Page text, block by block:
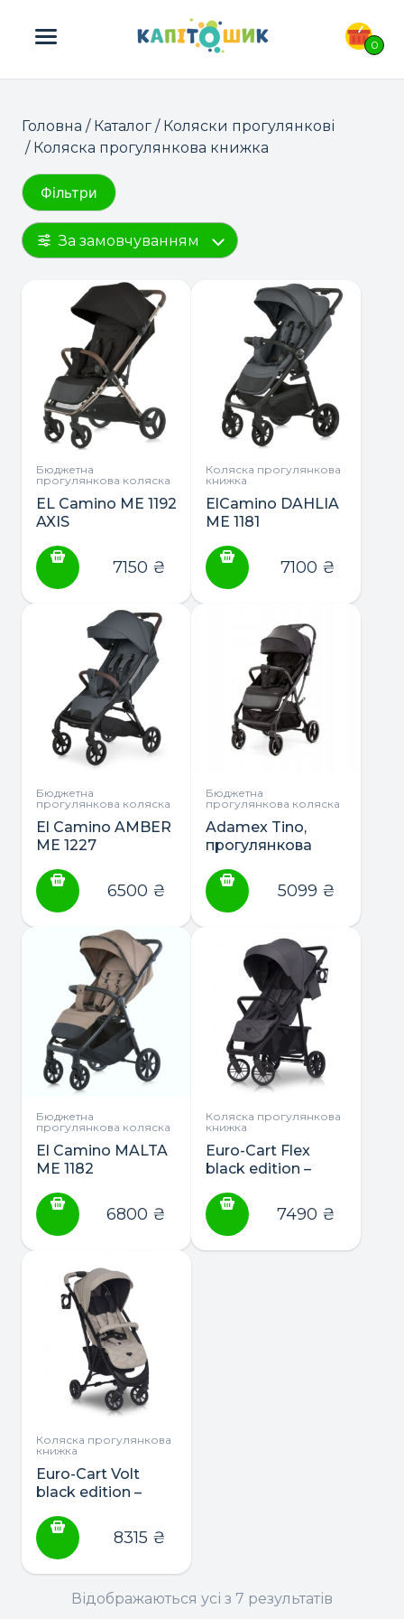
0
ПОШУК ТОВАРІВ:
Головна / Каталог / Коляски прогулянкові
/ Коляска прогулянкова книжка
Фільтри
За замовчуванням
Бюджетна
прогулянкова коляска
EL Camino ME 1192
AXIS
коляска
7150 ₴
Коляска прогулянкова
книжка
ElCamino DAHLIA
ME 1181
коляска
7100 ₴
Бюджетна
прогулянкова коляска
El Camino AMBER
ME 1227
коляска
6500 ₴
Бюджетна
прогулянкова коляска
Adamex Tino,
прогулянкова
5099 ₴
Бюджетна
прогулянкова коляска
El Camino MALTA
ME 1182
коляска
6800 ₴
Коляска прогулянкова
книжка
Euro-Cart Flex
black edition –
коляска
7490 ₴
Коляска прогулянкова
книжка
Euro-Cart Volt
black edition –
прогулянкова
8315 ₴
Відображаються усі з 7 результатів